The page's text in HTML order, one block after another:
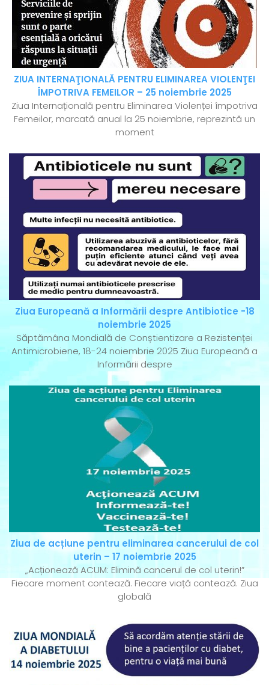
ZIUA INTERNAŢIONALĂ PENTRU ELIMINAREA VIOLENŢEI
ÎMPOTRIVA FEMEILOR – 25 noiembrie 2025
Ziua Internațională pentru Eliminarea Violenței împotriva
Femeilor, marcată anual la 25 noiembrie, reprezintă un
moment
Ziua Europeană a Informării despre Antibiotice -18
noiembrie 2025
Săptămâna Mondială de Conștientizare a Rezistenței
Antimicrobiene, 18-24 noiembrie 2025 Ziua Europeană a
Informării despre
Ziua de acțiune pentru eliminarea cancerului de col
uterin – 17 noiembrie 2025
„Acționează ACUM: Elimină cancerul de col uterin!”
Fiecare moment contează. Fiecare viață contează. Ziua
globală